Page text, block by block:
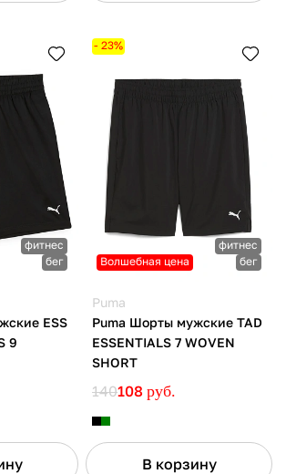
фитнес
бег
ESS
9
- 23%
Волшебная цена
фитнес
бег
Puma
Puma Шорты мужские TAD
ESSENTIALS 7 WOVEN
SHORT
140108 руб.
В корзину